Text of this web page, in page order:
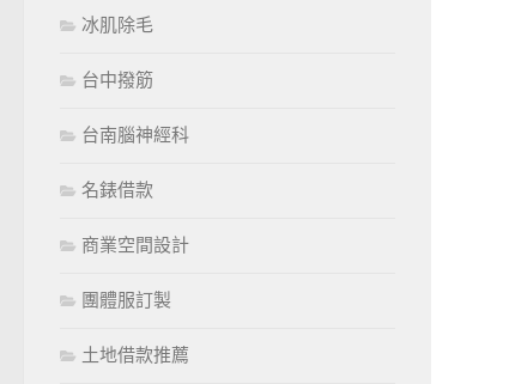
冰肌除毛
台中撥筋
台南腦神經科
名錶借款
商業空間設計
團體服訂製
土地借款推薦